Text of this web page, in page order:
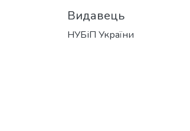
Видавець
НУБіП України